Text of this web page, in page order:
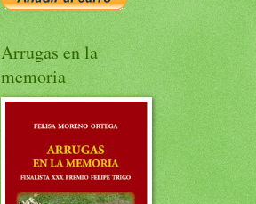
Arrugas en la
memoria